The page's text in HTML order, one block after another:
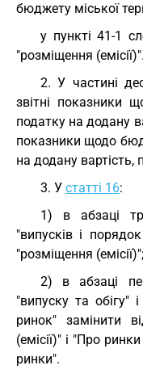
бюджету міської
у пункті 41-1
"розміщення (емісії)".
2. У частині
звітні показники
податку на додану
показники щодо
на додану вартість,
3. У статті 16:
1) в абзаці
"випусків і
"розміщення (емісії)";
2) в абзаці
"випуску та обігу"
ринок" замінити
(емісії)" і "Про
ринки".